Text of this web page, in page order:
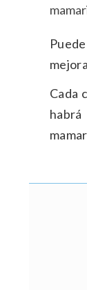
Cada